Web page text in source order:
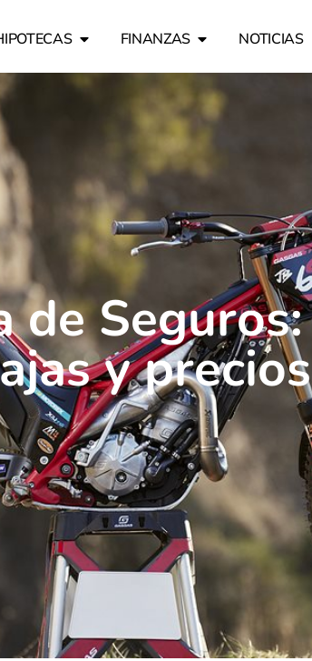
FINANZAS NOTICIAS
de Seguros:
y precios